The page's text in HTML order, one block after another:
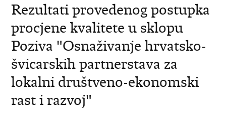
Rezultati provedenog postupka
procjene kvalitete u sklopu
Poziva "Osnaživanje hrvatsko-
švicarskih partnerstava za
lokalni društveno-ekonomski
rast i razvoj"